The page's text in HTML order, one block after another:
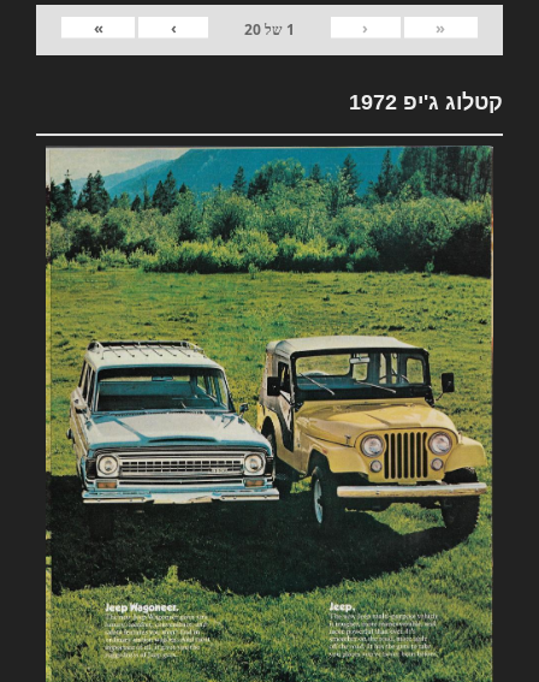
«
‹
1 של20
›
»
קטלוג ג'יפ 1972